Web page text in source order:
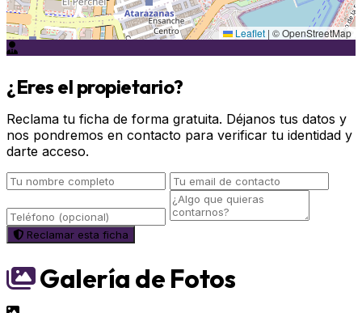
Leaflet | © OpenStreetMap
¿Eres el propietario?
Reclama tu ficha de forma gratuita. Déjanos tus datos y
nos pondremos en contacto para verificar tu identidad y
darte acceso.
Reclamar esta ficha
Galería de Fotos